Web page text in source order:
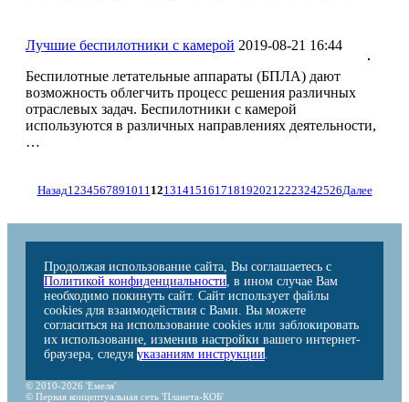
Лучшие беспилотники с камерой 2019-08-21 16:44
Беспилотные летательные аппараты (БПЛА) дают
возможность облегчить процесс решения различных
отраслевых задач. Беспилотники с камерой
используются в различных направлениях деятельности,
…
Назад1 234567891011 12131415161718192021 2223242526Далее
Продолжая использование сайта, Вы соглашаетесь с
Политикой конфиденциальности , в ином случае Вам
необходимо покинуть сайт. Сайт использует файлы
cookies для взаимодействия с Вами. Вы можете
согласиться на использование cookies или заблокировать
их использование, изменив настройки вашего интернет-
браузера, следуя указаниям инструкции
© 2010-2026 'Емеля'
© Первая концептуальная сеть 'Планета-КОБ'